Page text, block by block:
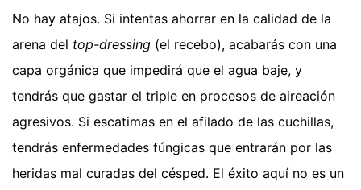
No hay atajos. Si intentas ahorrar en la calidad de la
arena del top-dressing (el recebo), acabarás con una
capa orgánica que impedirá que el agua baje, y
tendrás que gastar el triple en procesos de aireación
agresivos. Si escatimas en el afilado de las cuchillas,
tendrás enfermedades fúngicas que entrarán por las
heridas mal curadas del césped. El éxito aquí no es un